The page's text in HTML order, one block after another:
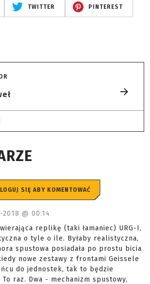
TWITTER PINTEREST
SIĘ ABY KOMENTOWAĆ
2018 @ 00:14
replikę (taki łamaniec) URG-I,
o tyle o ile. Byłaby realistyczna,
spustowa posiadała po prostu bicia
nowe zestawy z frontami Geissele
do jednostek, tak to będzie
To raz. Dwa - mechanizm spustowy,